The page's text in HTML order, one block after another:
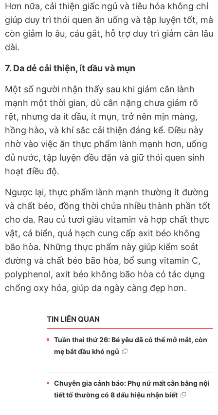
Hơn nữa, cải thiện giấc ngủ và tiêu hóa không chỉ
giúp duy trì thói quen ăn uống và tập luyện tốt, mà
còn giảm lo âu, cáu gắt, hỗ trợ duy trì giảm cân lâu
dài.
7. Da dẻ cải thiện, ít dầu và mụn
Một số người nhận thấy sau khi giảm cân lành
mạnh một thời gian, dù cân nặng chưa giảm rõ
rệt, nhưng da ít dầu, ít mụn, trở nên mịn màng,
hồng hào, và khí sắc cải thiện đáng kể. Điều này
nhờ vào việc ăn thực phẩm lành mạnh hơn, uống
đủ nước, tập luyện đều đặn và giữ thói quen sinh
hoạt điều độ.
Ngược lại, thực phẩm lành mạnh thường ít đường
và chất béo, đồng thời chứa nhiều thành phần tốt
cho da. Rau củ tươi giàu vitamin và hợp chất thực
vật, cá biển, quả hạch cung cấp axit béo không
bão hòa. Những thực phẩm này giúp kiểm soát
đường và chất béo bão hòa, bổ sung vitamin C,
polyphenol, axit béo không bão hòa có tác dụng
chống oxy hóa, giúp da ngày càng đẹp hơn.
TIN LIÊN QUAN
Tuần thai thứ 26: Bé yêu đã có thể mở mắt, còn
mẹ bắt đầu khó ngủ
Chuyên gia cảnh báo: Phụ nữ mất cân bằng nội
tiết tố thường có 8 dấu hiệu nhận biết